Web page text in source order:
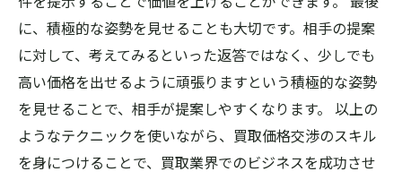
に、積極的な姿勢を見せることも大切です。相手の提案
に対して、考えてみるといった返答ではなく、少しでも
高い価格を出せるように頑張りますという積極的な姿勢
を見せることで、相手が提案しやすくなります。 以上の
ようなテクニックを使いながら、買取価格交渉のスキル
を身につけることで、買取業界でのビジネスを成功させ